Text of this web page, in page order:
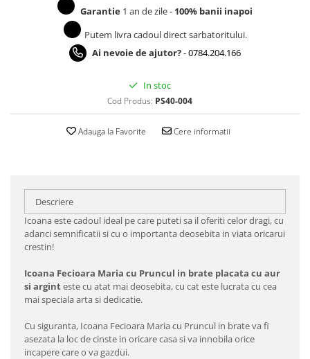
Garantie 1 an de zile - 100% banii inapoi
Putem livra cadoul direct sarbatoritului.
Ai nevoie de ajutor?-0784.204.166
In stoc
Cod Produs: PS40-004
Adauga la Favorite Cere informatii
Descriere
Icoana este cadoul ideal pe care puteti sa il oferiti celor dragi, cu
adanci semnificatii si cu o importanta deosebita in viata oricarui
crestin!
Icoana Fecioara Maria cu Pruncul in brate placata cu aur
si arginteste cu atat mai deosebita, cu cat este lucrata cu cea
mai speciala arta si dedicatie.
Cu siguranta, Icoana Fecioara Maria cu Pruncul in brate va fi
asezata la loc de cinste in oricare casa si va innobila orice
incapere care o va gazdui.